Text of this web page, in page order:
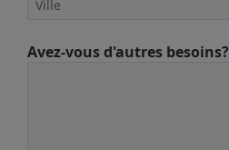
Avez-vous d'autres besoins?